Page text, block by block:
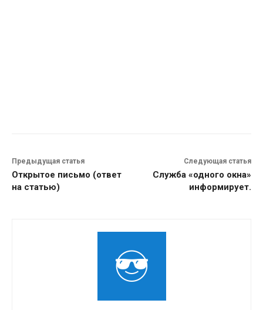
Предыдущая статья
Открытое письмо (ответ
на статью)
Следующая статья
Служба «одного окна»
информирует.